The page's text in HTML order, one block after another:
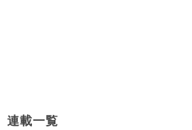
連載一覧